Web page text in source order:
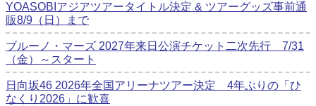
YOASOBIアジアツアータイトル決定 & ツアーグッズ事前通
販8/9（日）まで
ブルーノ・マーズ 2027年来日公演チケット二次先行 7/31
（金）～スタート
日向坂46 2026年全国アリーナツアー決定 4年ぶりの「ひ
なくり2026」に歓喜